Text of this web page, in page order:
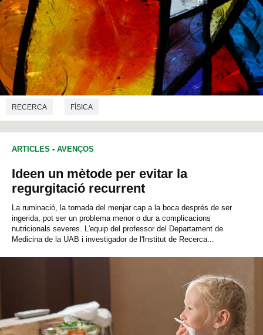
RECERCA FÍSICA
ARTICLES - AVENÇOS
Ideen un mètode per evitar la
regurgitació recurrent
La ruminació, la tornada del menjar cap a la boca després de ser
ingerida, pot ser un problema menor o dur a complicacions
nutricionals severes. L'equip del professor del Departament de
Medicina de la UAB i investigador de l'Institut de Recerca...